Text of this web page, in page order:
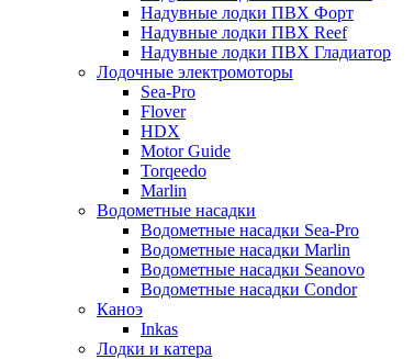
Надувные лодки ПВХ Форт
Надувные лодки ПВХ Reef
Надувные лодки ПВХ Гладиатор
Лодочные электромоторы
Sea-Pro
Flover
HDX
Motor Guide
Torqeedo
Marlin
Водометные насадки
Водометные насадки Sea-Pro
Водометные насадки Marlin
Водометные насадки Seanovo
Водометные насадки Condor
Каноэ
Inkas
Лодки и катера